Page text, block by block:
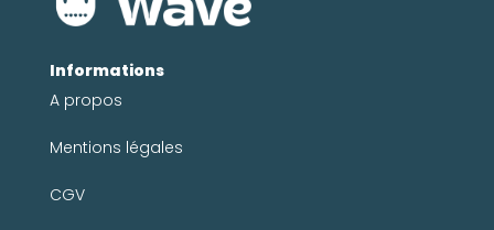
Informations
A propos
Mentions légales
CGV